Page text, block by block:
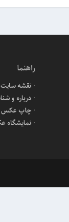
راهنما
نقشه سایت
درباره و
چاپ عکس
نمایشگاه